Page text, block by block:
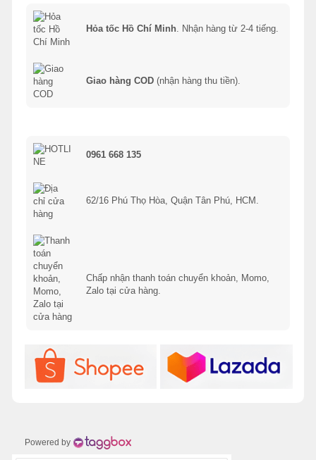
Hỏa tốc Hồ Chí Minh. Nhận hàng từ 2-4 tiếng.
Giao hàng COD (nhận hàng thu tiền).
0961 668 135
62/16 Phú Thọ Hòa, Quận Tân Phú, HCM.
Chấp nhận thanh toán chuyển khoản, Momo,
Zalo tại cửa hàng.
Powered by